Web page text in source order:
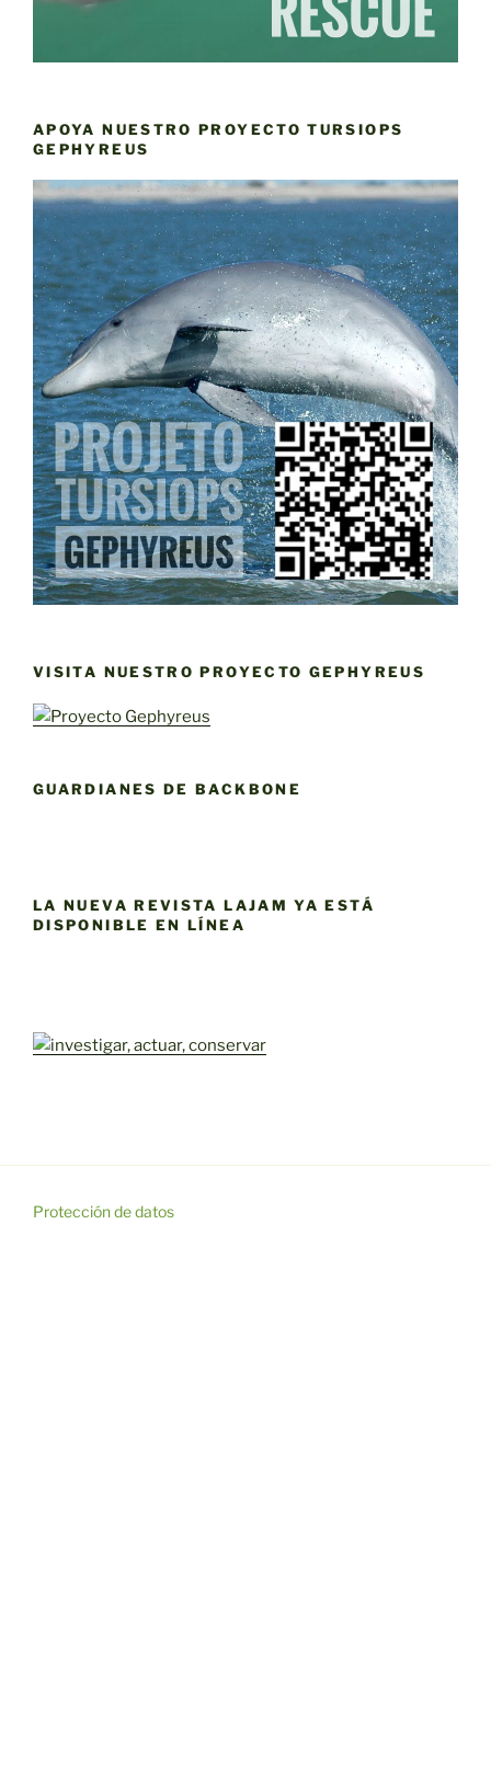
APOYA NUESTRO PROYECTO TURSIOPS
GEPHYREUS
VISITA NUESTRO PROYECTO GEPHYREUS
GUARDIANES DE BACKBONE
LA NUEVA REVISTA LAJAM YA ESTÁ
DISPONIBLE EN LÍNEA
Protección de datos